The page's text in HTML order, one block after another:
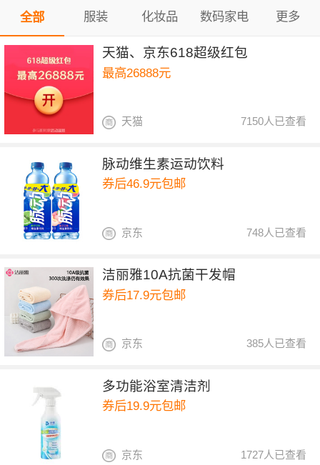
全部 服装 化妆品 数码家电 更多
天猫、京东618超级红包
最高26888元
7150人已查看
天猫
脉动维生素运动饮料
券后46.9元包邮
748人已查看
京东
洁丽雅10A抗菌干发帽
券后17.9元包邮
385人已查看
京东
多功能浴室清洁剂
券后19.9元包邮
1727人已查看
京东